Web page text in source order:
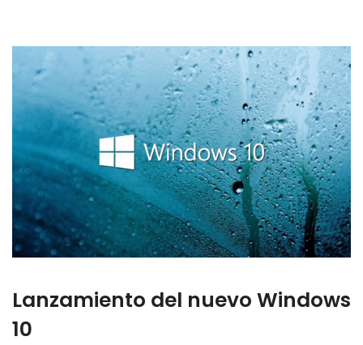
Lanzamiento del nuevo Windows
10